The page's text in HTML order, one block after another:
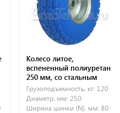
Колесо литое,
вспененный полиуретан
250 мм, со стальным
диском PV1800,
несимметричное
Грузоподъемность, кг: 120
Диаметр, мм: 250
Ширина шинки (N), мм: 80